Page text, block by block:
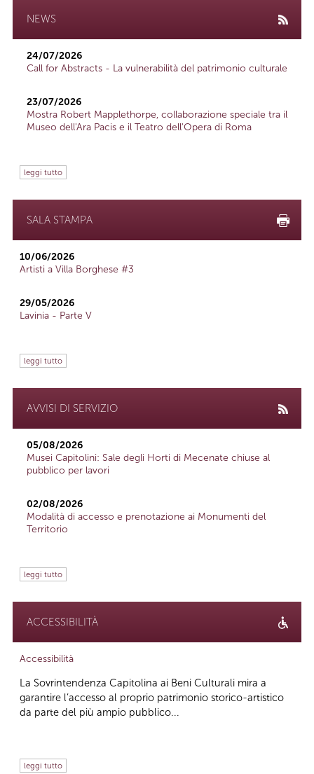
NEWS
24/07/2026
Call for Abstracts - La vulnerabilità del patrimonio culturale
23/07/2026
Mostra Robert Mapplethorpe, collaborazione speciale tra il
Museo dell'Ara Pacis e il Teatro dell'Opera di Roma
leggi tutto
SALA STAMPA
10/06/2026
Artisti a Villa Borghese #3
29/05/2026
Lavinia - Parte V
leggi tutto
AVVISI DI SERVIZIO
05/08/2026
Musei Capitolini: Sale degli Horti di Mecenate chiuse al
pubblico per lavori
02/08/2026
Modalità di accesso e prenotazione ai Monumenti del
Territorio
leggi tutto
ACCESSIBILITÀ
Accessibilità
La Sovrintendenza Capitolina ai Beni Culturali mira a
garantire l’accesso al proprio patrimonio storico-artistico
da parte del più ampio pubblico...
leggi tutto